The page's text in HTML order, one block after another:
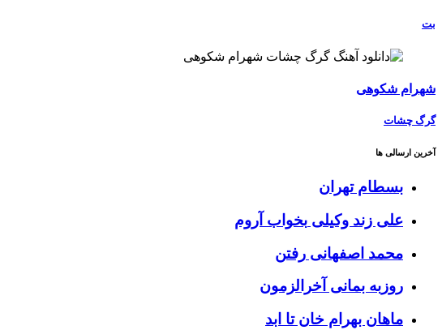
بت
شهرام شکوهی
گرگ چشات
آخرین ارسالی ها
بسطامتهران
علی زند وکیلی بخواب آروم
محمد اصفهانی رفتن
روزبه بمانی آخرالزمون
ماهان بهرام خانتا ابد